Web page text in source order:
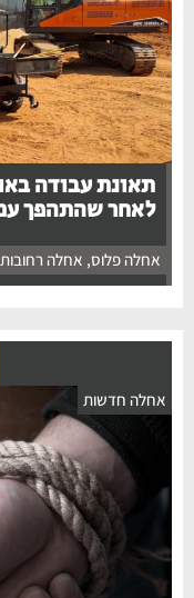
תאונת עבודה
לאחר שהתהפך
אחלה פלוס, אחלה רחובות
אחלה חדשות